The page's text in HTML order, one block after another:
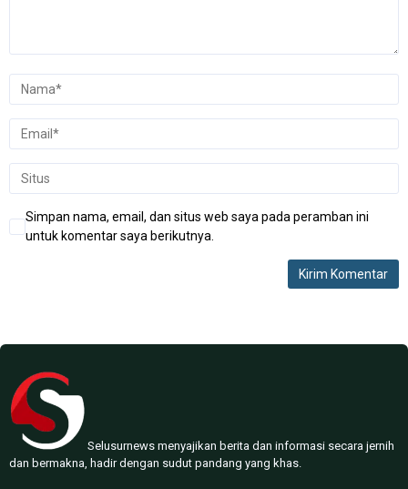
Simpan nama, email, dan situs web saya pada peramban ini
untuk komentar saya berikutnya.
Selusurnews menyajikan berita dan informasi secara jernih
dan bermakna, hadir dengan sudut pandang yang khas.